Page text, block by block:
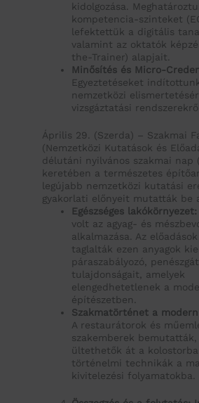
kidolgozása.
kompetencia-szinteket
lefektettük a digitális
valamint az oktatók
the-Trainer) alapjait.
Minősítés és Micro-
Egyeztetéseket
nemzetközi
vizsgáztatási rendszerekről.
Április 29. (Szerda) – Szakmai
(Nemzetközi Kutatások és
délutáni nyilvános szakmai nap
keretében a természetes
legújabb nemzetközi kutatási
gyakorlati előnyeit mutatták be
Egészséges lakókörnyezet:
volt az agyag- és
alkalmazása. Az
taglalták ezen anyagok
páraszabályozó,
tulajdonságait, amelyek
elengedhetetlenek a
építészetben.
Szakmatörténet a
A restaurátorok és
szakemberek bemutatták,
ültethetők át a
történelmi technikák a
kivitelezési folyamatokba.